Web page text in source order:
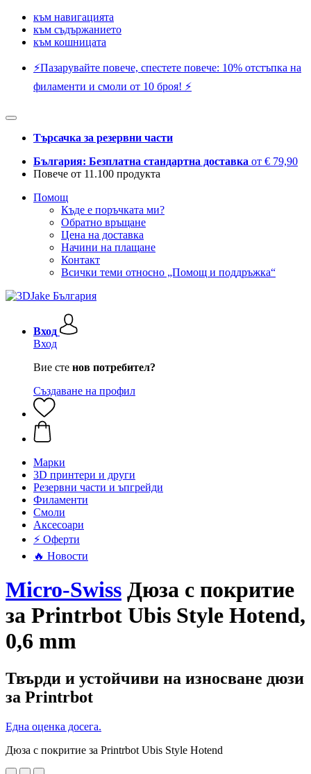
към навигацията
към съдържанието
към кошницата
⚡️Пазарувайте повече, спестете повече: 10% отстъпка на
филаменти и смоли от 10 броя! ⚡️
Търсачка за резервни части
България: Безплатна стандартна доставка от € 79,90
Повече от 11.100 продукта
Помощ
Къде е поръчката ми?
Обратно връщане
Цена на доставка
Начини на плащане
Контакт
Всички теми относно „Помощ и поддръжка“
Вход
Вход
Вие сте нов потребител?
Създаване на профил
Mарки
3D принтери и други
Резервни части и ъпгрейди
Филаменти
Смоли
Аксесоари
⚡ Оферти
🔥 Новости
Micro-Swiss Дюза с покритие
за Printrbot Ubis Style Hotend,
0,6 mm
Твърди и устойчиви на износване дюзи
за Printrbot
Една оценка досега.
Дюза с покритие за Printrbot Ubis Style Hotend